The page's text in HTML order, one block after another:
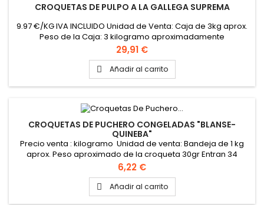
CROQUETAS DE PULPO A LA GALLEGA SUPREMA
9.97 €/KG IVA INCLUIDO Unidad de Venta: Caja de 3kg aprox.
Peso de la Caja: 3 kilogramo aproximadamente
Precio
29,91 €
 Añadir al carrito
CROQUETAS DE PUCHERO CONGELADAS "BLANSE-
QUINEBA"
Precio venta : kilogramo Unidad de venta: Bandeja de 1 kg
aprox. Peso aproximado de la croqueta 30gr Entran 34
croquetas aproximadamente en el kg PINCHAR AQUÍ PARA
VER FICHA TÉCNICA
Precio
6,22 €
 Añadir al carrito